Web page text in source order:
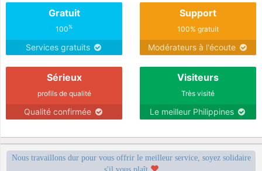
Gratuit
100%
Services gratuits
Support
100% gratuit
Modérateurs à l'écoute
Sérieux
profils de qualité
Qualité confirmée
Visiteurs
Très visité
Le meilleur Philippines
Nous travaillons dur pour vous offrir le meilleur service, soyez solidaire